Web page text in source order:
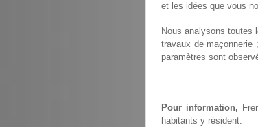
et les idées que vous
Nous analysons toutes
travaux de maçonnerie
paramètres sont
Pour information,
habitants y résident.